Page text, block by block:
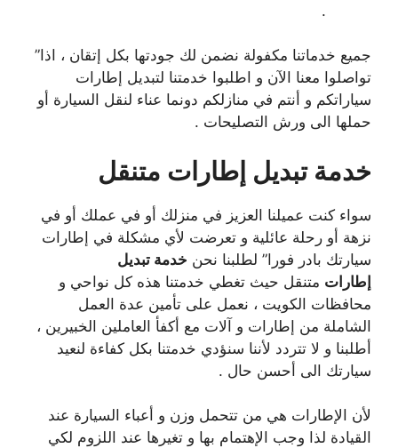
.
جميع خدماتنا مكفولة نضمن لك جودتها بكل إتقان ، اذا”
تواصلوا معنا الآن و اطلبوا خدمتنا لتبديل إطارات
سياراتكم و أنتم في منازلكم دونما عناء لنقل السيارة أو
حملها الى ورش التصليحات .
خدمة تبديل إطارات متنقل
سواء كنت عميلنا العزيز في منزلك أو في عملك أو في
نزهة أو رحلة عائلية و تعرضت لأي مشكلة في إطارات
سيارتك بادر فورا” لطلبنا نحن خدمة تبديل
إطارات متنقل حيث تغطي خدمتنا هذه كل نواحي و
محافظات الكويت ، نعمل على تأمين عدة العمل
الشاملة من إطارات و آلات مع أكفأ العاملين الخبيرين ،
أطلبنا و لا تتردد لأننا سنؤدي خدمتنا بكل كفاءة لنعيد
سيارتك الى أحسن حال .
لأن الإطارات هي من تتحمل وزن و أعباء السيارة عند
القيادة لذا وجب الإهتمام بها و تغيرها عند اللزوم لكي